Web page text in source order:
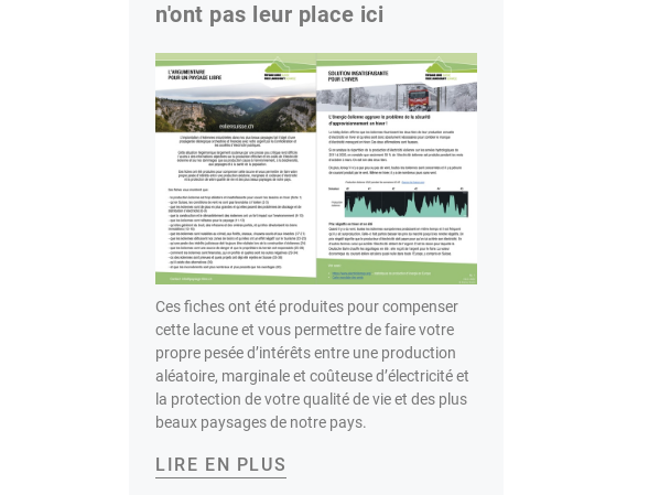
n'ont pas leur place ici
Ces fiches ont été produites pour compenser
cette lacune et vous permettre de faire votre
propre pesée d’intérêts entre une production
aléatoire, marginale et coûteuse d’électricité et
la protection de votre qualité de vie et des plus
beaux paysages de notre pays.
LIRE EN PLUS